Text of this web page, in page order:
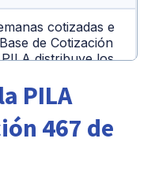
cotizadas e
de Cotización
distribuye los
ACCAI.
PILA
467 de